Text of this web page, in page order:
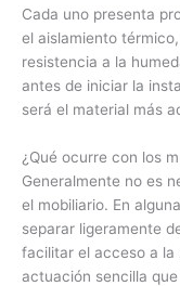
Cada uno presenta
el aislamiento
resistencia a la
antes de iniciar la
será el material más
¿Qué ocurre con los
Generalmente no es
el mobiliario. En
separar ligeramente
facilitar el acceso a la
actuación sencilla